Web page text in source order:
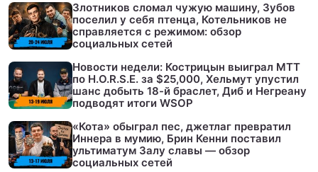
Злотников сломал чужую машину, Зубов
поселил у себя птенца, Котельников не
справляется с режимом: обзор
социальных сетей
Новости недели: Кострицын выиграл МТТ
по H.O.R.S.E. за $25,000, Хельмут упустил
шанс добыть 18-й браслет, Диб и Негреану
подводят итоги WSOP
«Кота» обыграл пес, джетлаг превратил
Иннера в мумию, Брин Кенни поставил
ультиматум Залу славы — обзор
социальных сетей